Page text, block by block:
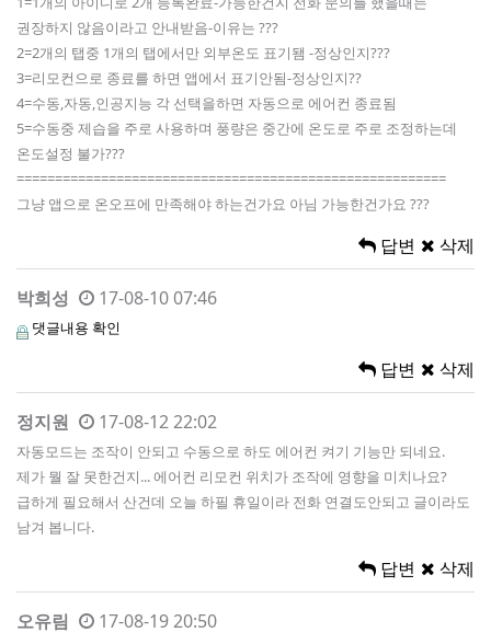
권장하지 않음이라고 안내받음-이유는 ???
2=2개의 탭중 1개의 탭에서만 외부온도 표기됌 -정상인지???
3=리모컨으로 종료를 하면 앱에서 표기안됨-정상인지??
4=수동,자동,인공지능 각 선택을하면 자동으로 에어컨 종료됨
5=수동중 제습을 주로 사용하며 풍량은 중간에 온도로 주로 조정하는데
온도설정 불가???
========================================================
그냥 앱으로 온오프에 만족해야 하는건가요 아님 가능한건가요 ???
답변 삭제
박희성 17-08-10 07:46
댓글내용 확인
답변 삭제
정지원 17-08-12 22:02
자동모드는 조작이 안되고 수동으로 하도 에어컨 켜기 기능만 되네요.
제가 뭘 잘 못한건지... 에어컨 리모컨 위치가 조작에 영향을 미치나요?
급하게 필요해서 산건데 오늘 하필 휴일이라 전화 연결도안되고 글이라도
남겨 봅니다.
답변 삭제
오유림 17-08-19 20:50